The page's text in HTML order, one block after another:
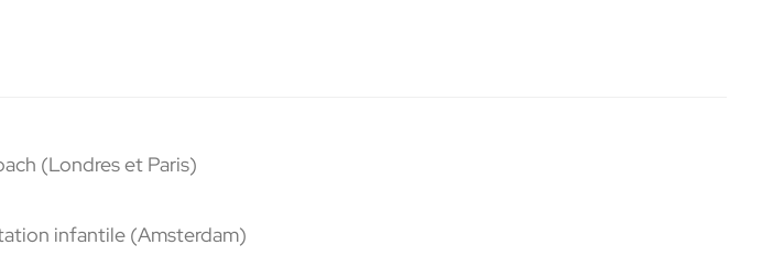
(Londres et Paris)
infantile (Amsterdam)